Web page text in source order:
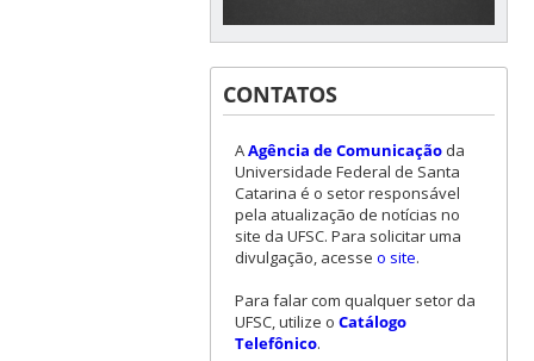
CONTATOS
AAgência de Comunicaçãoda
Universidade Federal de Santa
Catarina é o setor responsável
pela atualização de notícias no
site da UFSC. Para solicitar uma
divulgação, acesse o site.
Para falar com qualquer setor da
UFSC, utilize o Catálogo
Telefônico.